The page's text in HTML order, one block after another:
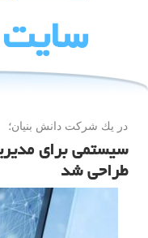
در یك شركت دانش بنیان؛
سیستمی برای
طراحی شد